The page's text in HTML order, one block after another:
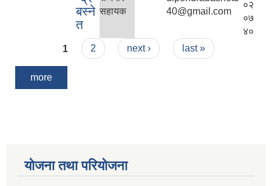
बस्ने
त
सहायक
40@gmail.com
०२
०७
४०
Pages
1 2 next › last »
more
योजना तथा परियोजना